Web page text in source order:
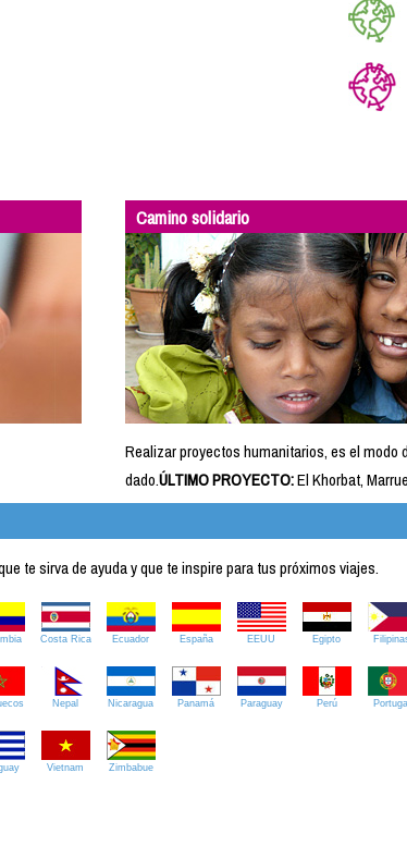
Camino solidario
Realizar proyectos humanitarios, es el modo
dado.ÚLTIMO PROYECTO:El Khorbat,
te sirva de ayuda y que te inspire para tus próximos viajes.
Costa Rica Ecuador España EEUU Egipto
Nepal Nicaragua Panamá Paraguay Perú Portugal
Vietnam Zimbabue